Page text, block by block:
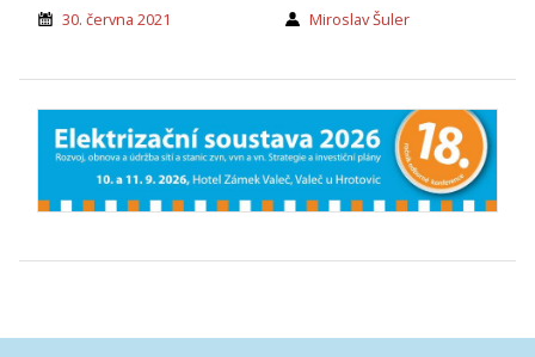
30. června 2021 Miroslav Šuler